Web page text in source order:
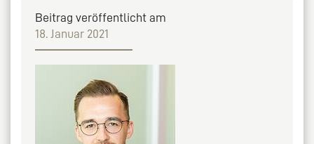
Beitrag veröffentlicht am
18. Januar 2021